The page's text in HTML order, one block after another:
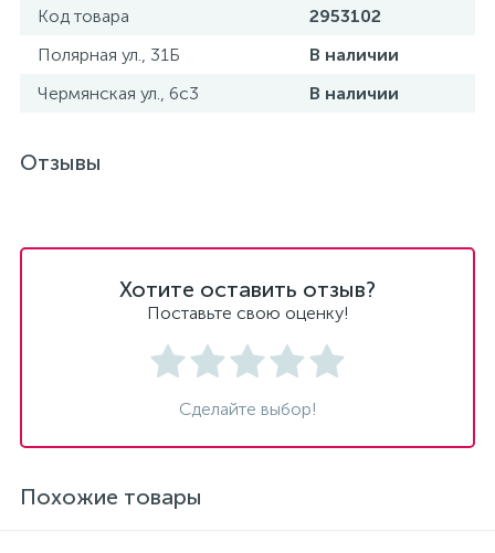
Код товара
2953102
Полярная ул., 31Б
В наличии
Чермянская ул., 6с3
В наличии
Отзывы
Хотите оставить отзыв?
Поставьте свою оценку!
Сделайте выбор!
Похожие товары